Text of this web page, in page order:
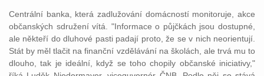
Centrální banka, která zadlužování domácností monitoruje, akce
občanských sdružení vítá. "Informace o půjčkách jsou dostupné,
ale někteří do dluhové pasti padají proto, že se v nich neorientují.
Stát by měl tlačit na finanční vzdělávání na školách, ale trvá mu to
dlouho, tak je ideální, když se toho chopily občanské iniciativy,"